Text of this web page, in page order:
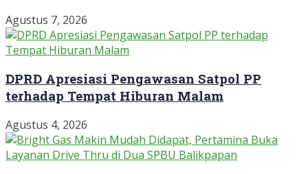
Agustus 7, 2026
DPRD Apresiasi Pengawasan Satpol PP
terhadap Tempat Hiburan Malam
Agustus 4, 2026